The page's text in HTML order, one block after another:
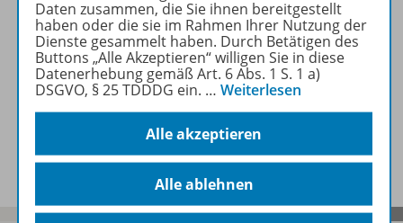
Weitere Inhalte der Ausgabe
Daten zusammen, die Sie ihnen bereitgestellt
haben oder die sie im Rahmen Ihrer Nutzung der
Dienste gesammelt haben. Durch Betätigen des
Buttons „Alle Akzeptieren“ willigen Sie in diese
Datenerhebung gemäß Art. 6 Abs. 1 S. 1 a)
DSGVO, § 25 TDDDG ein. … Weiterlesen
Alle akzeptieren
Alle ablehnen